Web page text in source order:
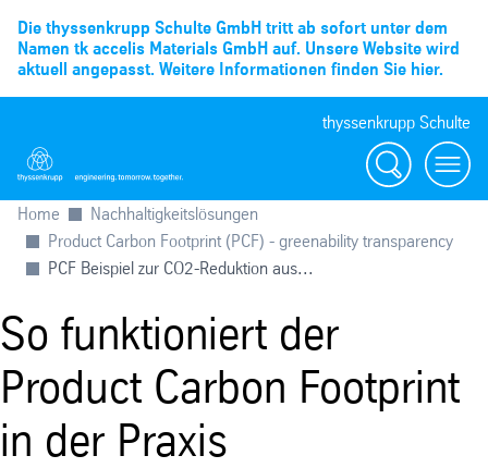
Die thyssenkrupp Schulte GmbH tritt ab sofort unter dem
Namen tk accelis Materials GmbH auf. Unsere Website wird
aktuell angepasst. Weitere Informationen finden Sie hier.
thyssenkrupp Schulte
Suche
Menü
Home
Nachhaltigkeitslösungen
Product Carbon Footprint (PCF) - greenability transparency
PCF Beispiel zur CO2-Reduktion aus...
So funktioniert der
Product Carbon Footprint
in der Praxis